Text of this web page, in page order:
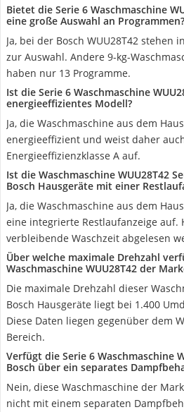
Bietet die Serie 6 Waschmaschine
eine große Auswahl an Programmen?
Ja, bei der Bosch WUU28T42 stehen
zur Auswahl. Andere 9-kg-
haben nur 13 Programme.
Ist die Serie 6 Waschmaschine
energieeffizientes Modell?
Ja, die Waschmaschine aus dem
energieeffizient und weist daher
Energieeffizienzklasse A auf.
Ist die Waschmaschine WUU28T42
Bosch Hausgeräte mit einer
Ja, die Waschmaschine aus dem
eine integrierte Restlaufanzeige auf.
verbleibende Waschzeit abgelesen
Über welche maximale Drehzahl
Waschmaschine WUU28T42 der
Die maximale Drehzahl dieser
Bosch Hausgeräte liegt bei 1.400
Diese Daten liegen gegenüber dem
Bereich.
Verfügt die Serie 6 Waschmaschine
Bosch über ein separates
Nein, diese Waschmaschine der
nicht mit einem separaten